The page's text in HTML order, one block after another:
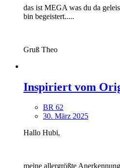
das ist MEGA was du da
bin begeistert.....
Gruß Theo
Inspiriert vom
BR 62
30. März 2025
Hallo Hubi,
meine allergrößte